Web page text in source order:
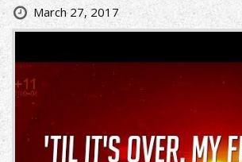
March 27, 2017